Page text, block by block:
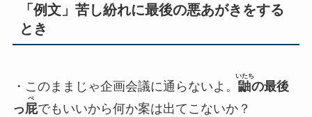
「例文」苦し紛れに最後の悪あがきをする
とき
・このままじゃ企画会議に通らないよ。 鼬
いたち
の最後
っ屁
ぺ
でもいいから何か案は出てこないか？